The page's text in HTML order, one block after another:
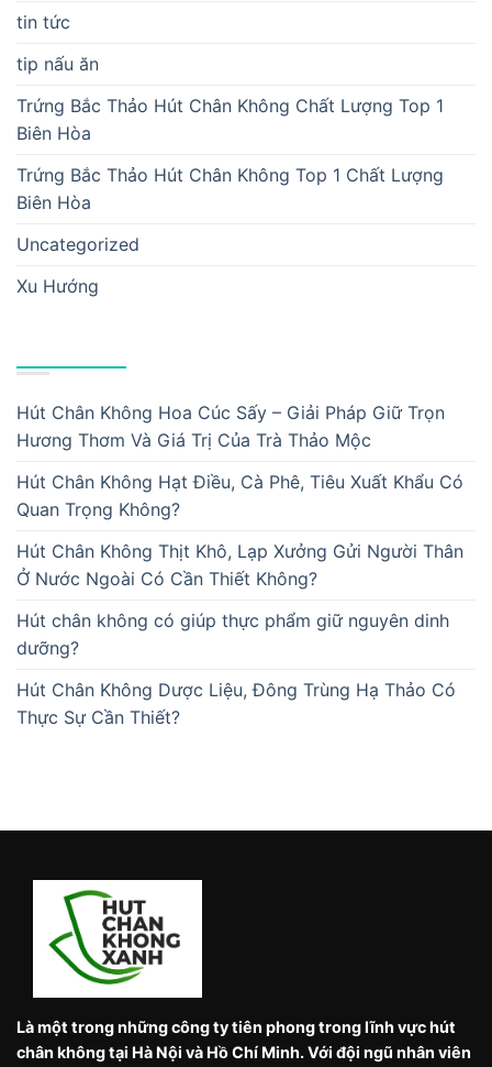
tin tức
tip nấu ăn
Trứng Bắc Thảo Hút Chân Không Chất Lượng Top 1
Biên Hòa
Trứng Bắc Thảo Hút Chân Không Top 1 Chất Lượng
Biên Hòa
Uncategorized
Xu Hướng
Hút Chân Không Hoa Cúc Sấy – Giải Pháp Giữ Trọn
Hương Thơm Và Giá Trị Của Trà Thảo Mộc
Hút Chân Không Hạt Điều, Cà Phê, Tiêu Xuất Khẩu Có
Quan Trọng Không?
Hút Chân Không Thịt Khô, Lạp Xưởng Gửi Người Thân
Ở Nước Ngoài Có Cần Thiết Không?
Hút chân không có giúp thực phẩm giữ nguyên dinh
dưỡng?
Hút Chân Không Dược Liệu, Đông Trùng Hạ Thảo Có
Thực Sự Cần Thiết?
Là một trong những công ty tiên phong trong lĩnh vực hút
chân không tại Hà Nội và Hồ Chí Minh. Với đội ngũ nhân viên